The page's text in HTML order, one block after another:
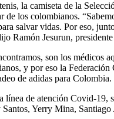
la camiseta de la
los colombianos.
salvar vidas. Por eso,
Ramón Jesurun,
son los médicos
y por eso la
de adidas para Colombia.
línea de atención Covid-
Yerry Mina,